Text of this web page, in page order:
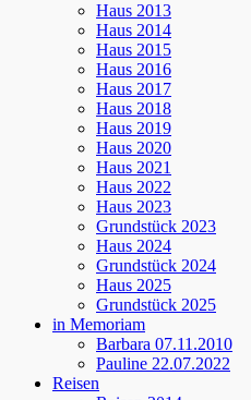
Haus 2013
Haus 2014
Haus 2015
Haus 2016
Haus 2017
Haus 2018
Haus 2019
Haus 2020
Haus 2021
Haus 2022
Haus 2023
Grundstück 2023
Haus 2024
Grundstück 2024
Haus 2025
Grundstück 2025
in Memoriam
Barbara 07.11.2010
Pauline 22.07.2022
Reisen